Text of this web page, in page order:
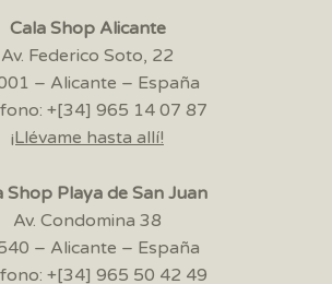
Cala Shop Alicante
Av. Federico Soto, 22
– Alicante – España
+[34] 965 14 07 87
¡Llévame hasta allí!
Shop Playa de San Juan
Av. Condomina 38
– Alicante – España
+[34] 965 50 42 49